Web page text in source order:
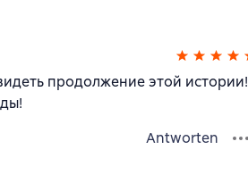
продолжение этой истории!
Antworten